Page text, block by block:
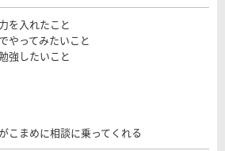
を入れたこと
やってみたいこと
強したいこと
こまめに相談に乗ってくれる